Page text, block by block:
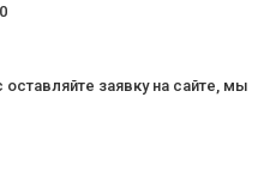
заявку на сайте, мы